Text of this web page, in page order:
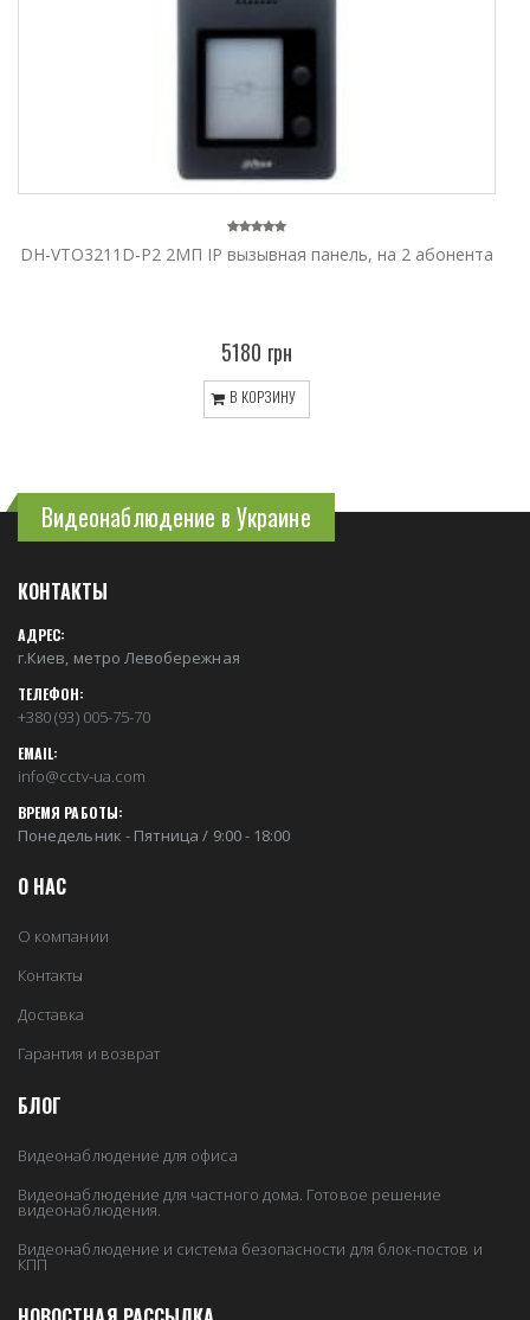
DH-VTO3211D-P2 2МП IP вызывная панель, на 2 абонента
5180 грн
В КОРЗИНУ
Видеонаблюдение в Украине
КОНТАКТЫ
АДРЕС:
г.Киев, метро Левобережная
ТЕЛЕФОН:
+380 (93) 005-75-70
EMAIL:
info@cctv-ua.com
ВРЕМЯ РАБОТЫ:
Понедельник - Пятница / 9:00 - 18:00
О НАС
О компании
Контакты
Доставка
Гарантия и возврат
БЛОГ
Видеонаблюдение для офиса
Видеонаблюдение для частного дома. Готовое решение
видеонаблюдения.
Видеонаблюдение и система безопасности для блок-постов и
КПП